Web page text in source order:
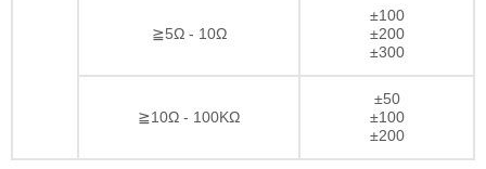
≧5Ω - 10Ω
±100
±200
±300
≧10Ω - 100KΩ
±50
±100
±200